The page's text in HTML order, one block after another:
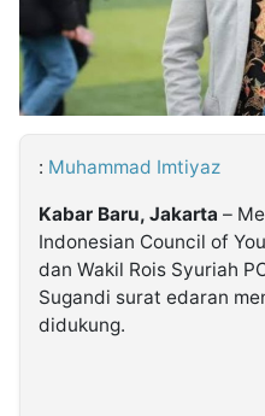
Kabarbaru
: Muhammad Imtiyaz
Kabar Baru, Jakarta –
Indonesian Council of
dan Wakil Rois Syuriah
Sugandi surat edaran
didukung.